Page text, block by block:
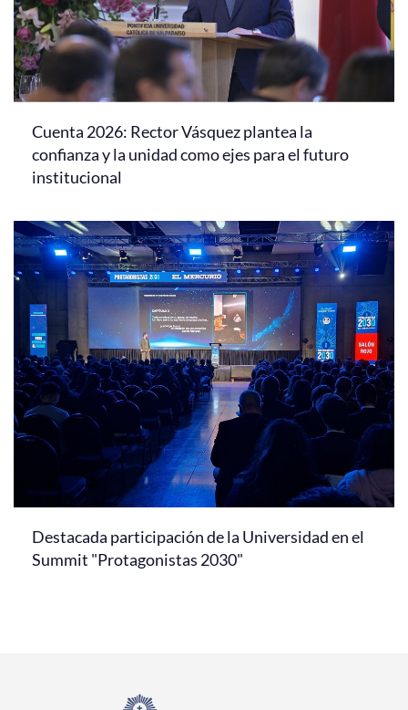
Cuenta 2026: Rector Vásquez plantea la
confianza y la unidad como ejes para el futuro
institucional
Destacada participación de la Universidad en el
Summit "Protagonistas 2030"